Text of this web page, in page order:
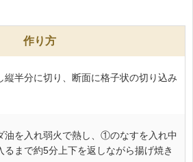
作り方
縦半分に切り、断面に格子状の切り込み
油を入れ弱火で熱し、①のなすを入れ中
るまで約5分上下を返しながら揚げ焼き